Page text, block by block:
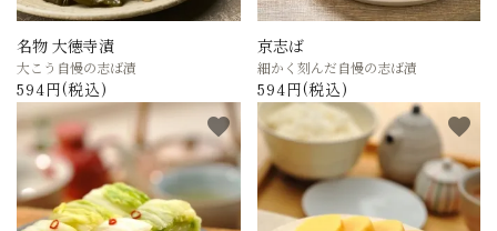
名物 大徳寺漬
大こう自慢の志ば漬
594円(税込)
京志ば
細かく刻んだ自慢の志ば漬
594円(税込)
favorite favorite